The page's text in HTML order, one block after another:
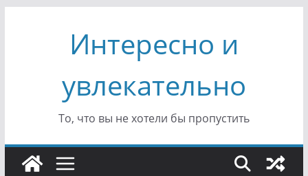
содержимомуИнтересно и
увлекательно
То, что вы не хотели бы пропустить